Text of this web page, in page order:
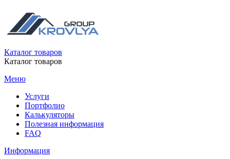
Каталог товаров
Каталог товаров
Меню
Услуги
Портфолио
Калькуляторы
Полезная информация
FAQ
Информация